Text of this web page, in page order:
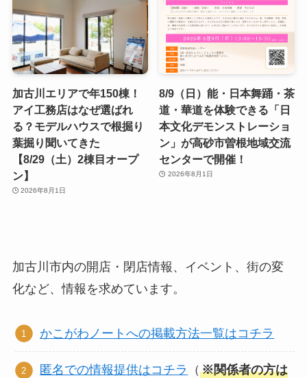
加古川エリアで年150棟！
アイ工務店はなぜ選ばれ
る？モデルハウスで根掘り
葉掘り聞いてきた
【8/29（土）2棟目オープ
ン】
2026年8月1日
8/9（日）能・日本舞踊・茶
道・華道を体験できる「日
本文化デモンストレーショ
ン」が高砂市曽根地域交流
センターで開催！
2026年8月1日
加古川市内の開店・閉店情報、イベント、街の変
化など、情報を求めています。
かこがわノートへの掲載方法一覧はコチラ
匿名での情報提供はコチラ （※関係者の方は